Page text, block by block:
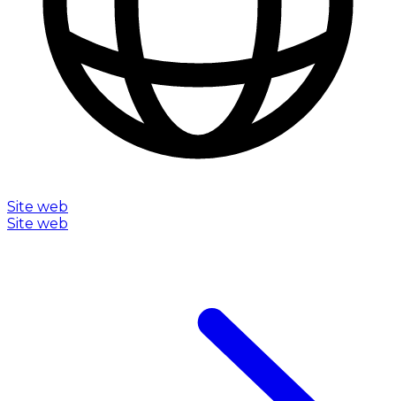
Site web
Site web